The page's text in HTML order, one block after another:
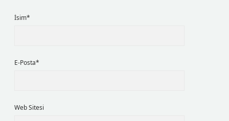
İsim*
E-Posta*
Web Sitesi